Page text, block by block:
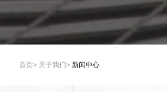
首页 关于我们 新闻中心